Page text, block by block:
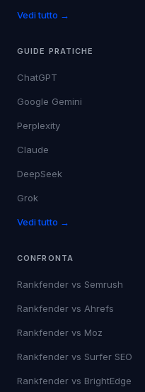
Vedi tutto →
GUIDE PRATICHE
ChatGPT
Google Gemini
Perplexity
Claude
DeepSeek
Grok
Vedi tutto →
CONFRONTA
Rankfender vs Semrush
Rankfender vs Ahrefs
Rankfender vs Moz
Rankfender vs Surfer SEO
Rankfender vs BrightEdge